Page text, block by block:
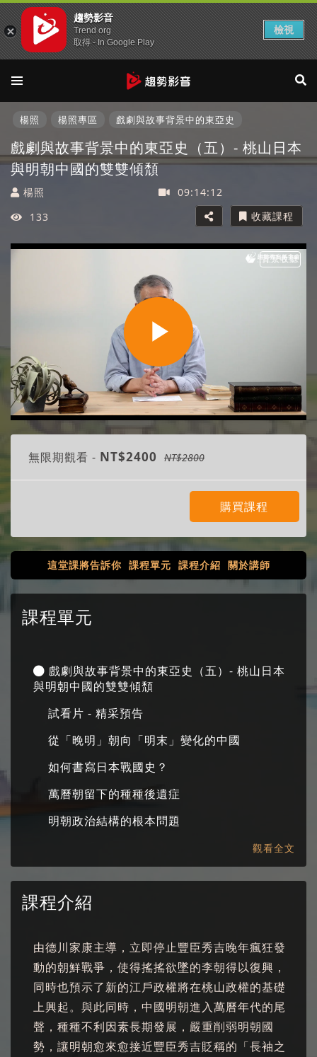
楊照 楊照專區 戲劇與故事背景中的東亞史
戲劇與故事背景中的東亞史（五）- 桃山日本
與明朝中國的雙雙傾頹
楊照
09:14:12
133
收藏課程
背景收聽
Play
Video
無限期觀看 - NT$2400 NT$2800
購買課程
這堂課將告訴你 課程單元 課程介紹 關於講師
課程單元
戲劇與故事背景中的東亞史（五）- 桃山日本
與明朝中國的雙雙傾頹
試看片 - 精采預告
從「晚明」朝向「明末」變化的中國
如何書寫日本戰國史？
萬曆朝留下的種種後遺症
明朝政治結構的根本問題
觀看全文
課程介紹
由德川家康主導，立即停止豐臣秀吉晚年瘋狂發
動的朝鮮戰爭，使得搖搖欲墜的李朝得以復興，
同時也預示了新的江戶政權將在桃山政權的基礎
上興起。與此同時，中國明朝進入萬曆年代的尾
聲，種種不利因素長期發展，嚴重削弱明朝國
勢，讓明朝愈來愈接近豐臣秀吉貶稱的「長袖之
趨勢影音
Trend org
取得 - In Google Play
檢視